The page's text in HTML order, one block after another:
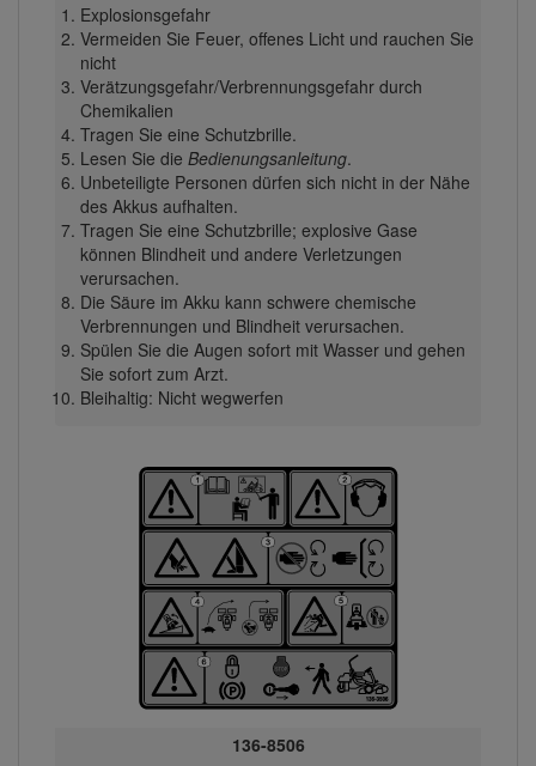
Explosionsgefahr
Vermeiden Sie Feuer, offenes Licht und rauchen Sie
nicht
Verätzungsgefahr/Verbrennungsgefahr durch
Chemikalien
Tragen Sie eine Schutzbrille.
Lesen Sie die Bedienungsanleitung.
Unbeteiligte Personen dürfen sich nicht in der Nähe
des Akkus aufhalten.
Tragen Sie eine Schutzbrille; explosive Gase
können Blindheit und andere Verletzungen
verursachen.
Die Säure im Akku kann schwere chemische
Verbrennungen und Blindheit verursachen.
Spülen Sie die Augen sofort mit Wasser und gehen
Sie sofort zum Arzt.
Bleihaltig: Nicht wegwerfen
136-8506